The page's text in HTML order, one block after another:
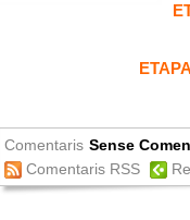
Comentaris Sense
Comentaris RSS